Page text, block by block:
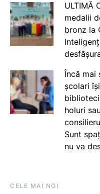
ULTIMĂ
medalii
bronz la
Încă mai
școlari
holuri
Sunt
nu va
CELE MAI NOI